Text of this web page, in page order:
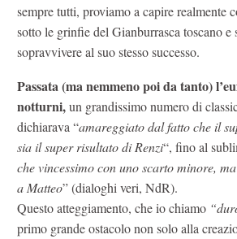
sempre tutti, proviamo a capire realmente
sotto le grinfie del Gianburrasca toscano e
sopravvivere al suo stesso successo.
Passata (ma nemmeno poi da tanto)
notturni,un grandissimo numero di
dichiarava “amareggiato dal fatto che il
sia il super risultato di Renzi“, fino al
che vincessimo con uno scarto minore,
a Matteo” (dialoghi veri, NdR).
Questo atteggiamento, che io chiamo
primo grande ostacolo non solo alla